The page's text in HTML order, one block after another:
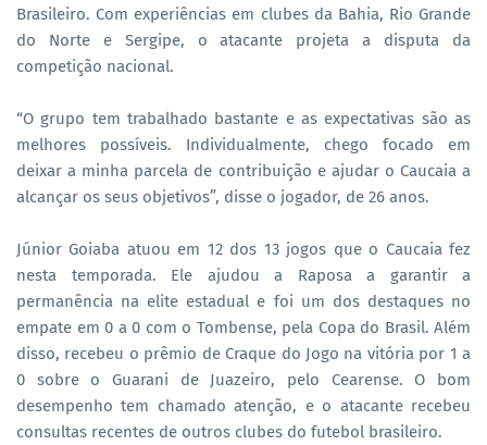
Brasileiro. Com experiências em clubes da Bahia, Rio Grande
do Norte e Sergipe, o atacante projeta a disputa da
competição nacional.
“O grupo tem trabalhado bastante e as expectativas são as
melhores possíveis. Individualmente, chego focado em
deixar a minha parcela de contribuição e ajudar o Caucaia a
alcançar os seus objetivos”, disse o jogador, de 26 anos.
Júnior Goiaba atuou em 12 dos 13 jogos que o Caucaia fez
nesta temporada. Ele ajudou a Raposa a garantir a
permanência na elite estadual e foi um dos destaques no
empate em 0 a 0 com o Tombense, pela Copa do Brasil. Além
disso, recebeu o prêmio de Craque do Jogo na vitória por 1 a
0 sobre o Guarani de Juazeiro, pelo Cearense. O bom
desempenho tem chamado atenção, e o atacante recebeu
consultas recentes de outros clubes do futebol brasileiro.